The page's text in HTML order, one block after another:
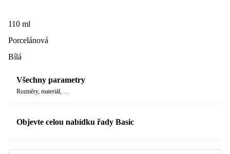
110 ml
Porcelánová
Bílá
Všechny parametry
Rozměry, materiál, …
Objevte celou nabídku řady Basic